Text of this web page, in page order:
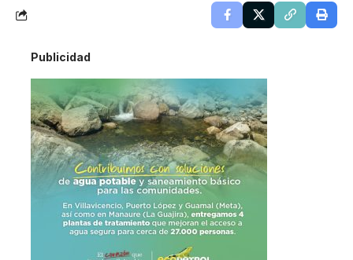
Publicidad